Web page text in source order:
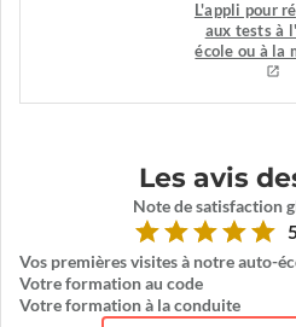
L'appli pour
aux tests à
école ou à la
Les avis
Note de satisfaction
Vos premières visites à notre auto-
Votre formation au code
Votre formation à la conduite